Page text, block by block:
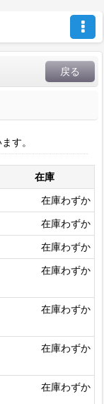
戻る
す。
在庫
在庫わずか
在庫わずか
在庫わずか
在庫わずか
在庫わずか
在庫わずか
在庫わずか